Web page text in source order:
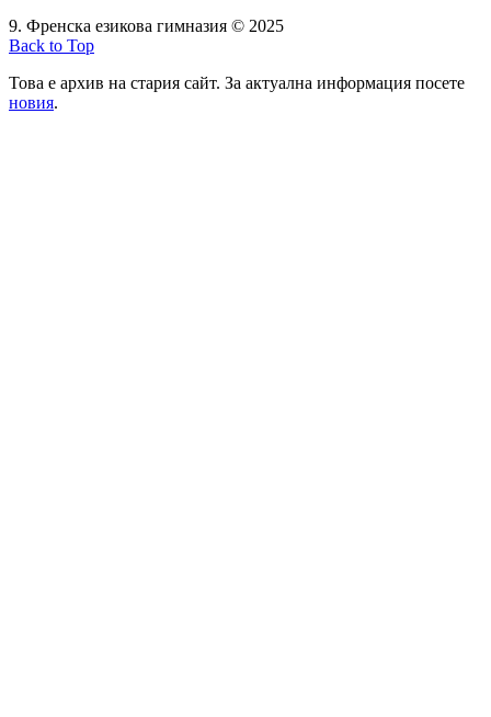
9. Френска езикова гимназия © 2025
Back to Top
Това е архив на стария сайт. За актуална информация посете
новия.